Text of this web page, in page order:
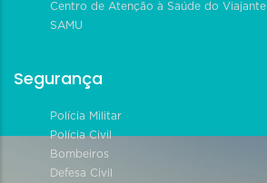
Centro de Atenção à Saúde do Viajante
SAMU
Segurança
Polícia Militar
Polícia Civil
Bombeiros
Defesa Civil